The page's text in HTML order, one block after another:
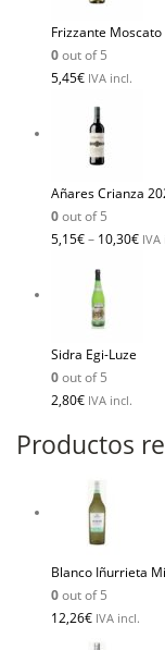
Frizzante
0out of 5
5,45€ IVA incl.
Añares Crianza
0out of 5
5,15€– 10,30€ IVA
Sidra Egi-Luze
0out of 5
2,80€ IVA incl.
Productos
Blanco Iñurrieta
0out of 5
12,26€ IVA incl.